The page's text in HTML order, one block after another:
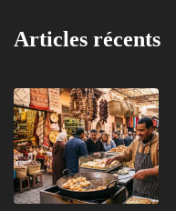
Articles récents